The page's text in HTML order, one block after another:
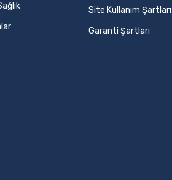
Site Kullanım Şartları
Garanti Şartları